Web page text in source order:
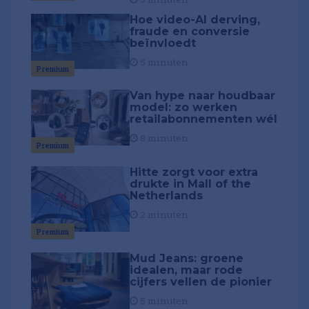
Premium
Hoe video-AI derving,
fraude en conversie
beïnvloedt
Premium
Van hype naar houdbaar
model: zo werken
retailabonnementen wél
Premium
Hitte zorgt voor extra
drukte in Mall of the
Netherlands
Mud Jeans: groene
idealen, maar rode
cijfers vellen de pionier